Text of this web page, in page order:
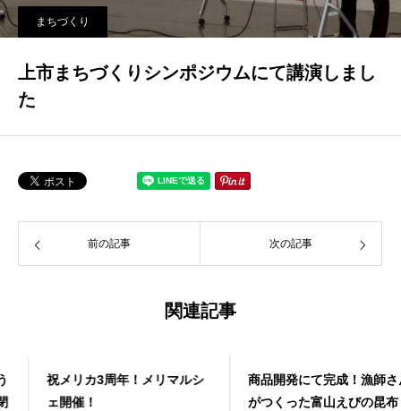
まちづくり
上市まちづくりシンポジウムにて講演しまし
た
前の記事 次の記事
関連記事
祝メリカ3周年！メリマルシ
ェ開催！
商品開発にて完成！漁師さん
がつくった富山えびの昆布じ